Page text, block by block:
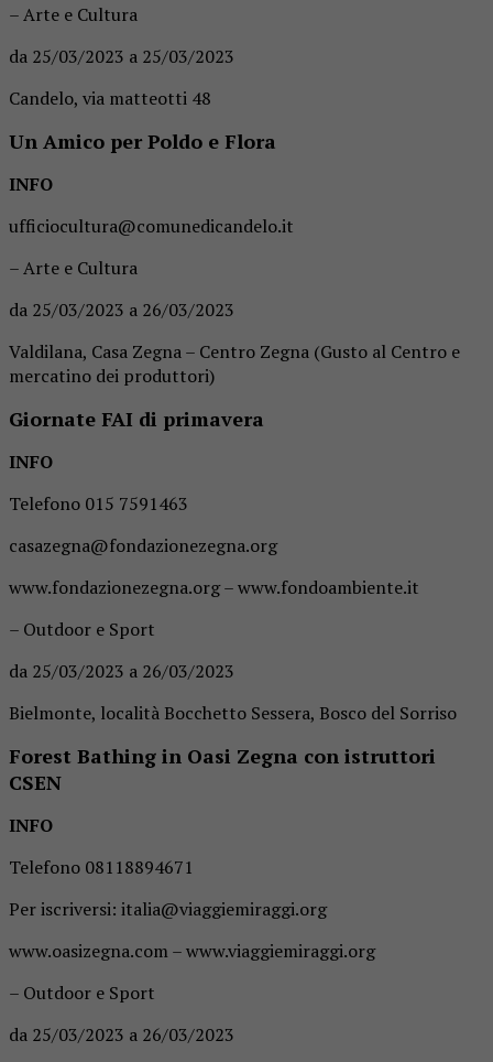
– Arte e Cultura
da 25/03/2023 a 25/03/2023
Candelo, via matteotti 48
Un Amico per Poldo e Flora
INFO
ufficiocultura@comunedicandelo.it
– Arte e Cultura
da 25/03/2023 a 26/03/2023
Valdilana, Casa Zegna – Centro Zegna (Gusto al Centro e
mercatino dei produttori)
Giornate FAI di primavera
INFO
Telefono 015 7591463
casazegna@fondazionezegna.org
www.fondazionezegna.org – www.fondoambiente.it
– Outdoor e Sport
da 25/03/2023 a 26/03/2023
Bielmonte, località Bocchetto Sessera, Bosco del Sorriso
Forest Bathing in Oasi Zegna con istruttori
CSEN
INFO
Telefono 08118894671
Per iscriversi: italia@viaggiemiraggi.org
www.oasizegna.com – www.viaggiemiraggi.org
– Outdoor e Sport
da 25/03/2023 a 26/03/2023